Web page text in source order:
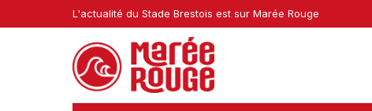
L'actualité du Stade Brestois est sur Marée Rouge